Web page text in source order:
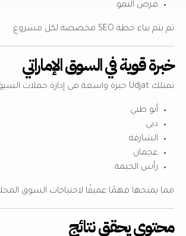
فرص النمو.
ثم يتم بناء خطة SEO مخصصة لكل مشروع.
خبرة قوية في السوق الإماراتي
تمتلك Udjat خبرة واسعة في إدارة حملات السيو للشركات في:
أبو ظبي
دبي
الشارقة
عجمان
رأس الخيمة
مما يمنحها فهمًا عميقًا لاحتياجات السوق
محتوى يحقق نتائج